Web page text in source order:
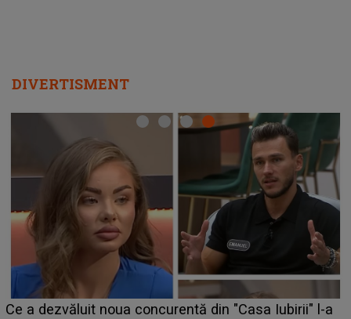
DIVERTISMENT
Iubirii" l-a
HOROSCOP de weekend, 8-9 august